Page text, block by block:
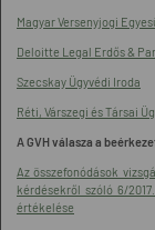
Magyar Versenyjogi
Deloitte Legal Erdős &
Szecskay Ügyvédi Iroda
Réti, Várszegi és Társai
A GVH válasza a
Az összefonódások
kérdésekről szóló 6/
értékelése